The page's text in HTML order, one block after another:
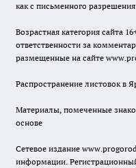
как с письменного
Возрастная категория сайта
ответственности за
размещенные на сайте
Распространение листовок в
Материалы, помеченные
основе
Сетевое издание
информации.